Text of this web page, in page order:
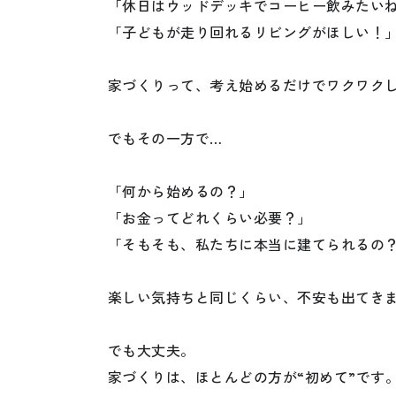
「休日はウッドデッキでコーヒー飲みたいね
「子どもが走り回れるリビングがほしい！」
家づくりって、考え始めるだけでワクワク
でもその一方で…
「何から始めるの？」
「お金ってどれくらい必要？」
「そもそも、私たちに本当に建てられるの？
楽しい気持ちと同じくらい、不安も出てき
でも大丈夫。
家づくりは、ほとんどの方が“初めて”です。